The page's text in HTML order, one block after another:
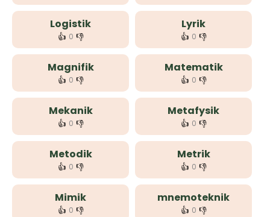
Logistik
👍 0 👎
Lyrik
👍 0 👎
Magnifik
👍 0 👎
Matematik
👍 0 👎
Mekanik
👍 0 👎
Metafysik
👍 0 👎
Metodik
👍 0 👎
Metrik
👍 0 👎
Mimik
👍 0 👎
mnemoteknik
👍 0 👎